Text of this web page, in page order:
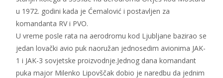
u 1972. godini kada je Ćemalović i postavljen za
komandanta RV i PVO.
U vreme posle rata na aerodromu kod Ljubljane bazirao se
jedan lovački avio puk naoružan jednosedim avionima JAK-
1 i JAK-3 sovjetske proizvodnje.Jednog dana komandant
puka major Milenko Lipovščak dobio je naredbu da jednim